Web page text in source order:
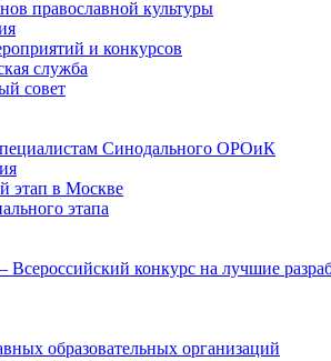
православной культуры
и конкурсов
служба
совет
Синодального ОРОиК
этап в Москве
этапа
конкурс на лучшие
образовательных организаций